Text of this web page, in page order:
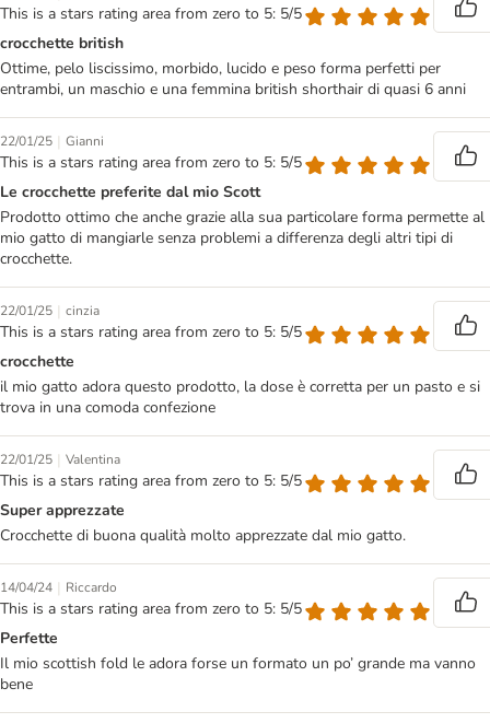
This is a stars rating area from zero to 5: 5/5
crocchette british
Ottime, pelo liscissimo, morbido, lucido e peso forma perfetti per
entrambi, un maschio e una femmina british shorthair di quasi 6 anni
22/01/25 | Gianni
This is a stars rating area from zero to 5: 5/5
Le crocchette preferite dal mio Scott
Prodotto ottimo che anche grazie alla sua particolare forma permette al
mio gatto di mangiarle senza problemi a differenza degli altri tipi di
crocchette.
22/01/25 | cinzia
This is a stars rating area from zero to 5: 5/5
crocchette
il mio gatto adora questo prodotto, la dose è corretta per un pasto e si
trova in una comoda confezione
22/01/25 | Valentina
This is a stars rating area from zero to 5: 5/5
Super apprezzate
Crocchette di buona qualità molto apprezzate dal mio gatto.
14/04/24 | Riccardo
This is a stars rating area from zero to 5: 5/5
Perfette
Il mio scottish fold le adora forse un formato un po’ grande ma vanno
bene